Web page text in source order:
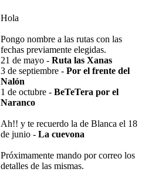
Hola
Pongo nombre a las rutas con las
fechas previamente elegidas.
21 de mayo - Ruta las Xanas
3 de septiembre - Por el frente del
Nalón
1 de octubre - BeTeTera por el
Naranco
Ah!! y te recuerdo la de Blanca el 18
de junio - La cuevona
Próximamente mando por correo los
detalles de las mismas.